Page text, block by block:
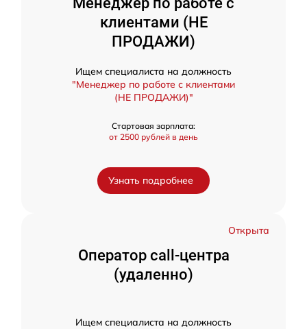
клиентами (НЕ
ПРОДАЖИ)
Ищем специалиста на должность
"Менеджер по работе с клиентами
(НЕ ПРОДАЖИ)"
Стартовая зарплата:
от 2500 рублей в день
Узнать подробнее
Открыта
Оператор call-центра
(удаленно)
Ищем специалиста на должность